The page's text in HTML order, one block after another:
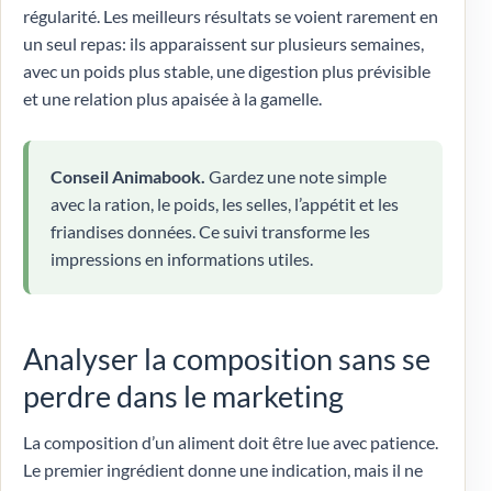
régularité. Les meilleurs résultats se voient rarement en
un seul repas: ils apparaissent sur plusieurs semaines,
avec un poids plus stable, une digestion plus prévisible
et une relation plus apaisée à la gamelle.
Conseil Animabook. Gardez une note simple
avec la ration, le poids, les selles, l’appétit et les
friandises données. Ce suivi transforme les
impressions en informations utiles.
Analyser la composition sans se
perdre dans le marketing
La composition d’un aliment doit être lue avec patience.
Le premier ingrédient donne une indication, mais il ne